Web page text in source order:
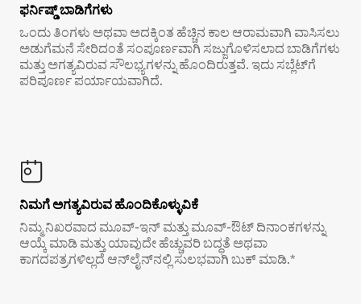
ಫರ್ನಿಷ್ಡ್ ಬಾಡಿಗೆಗಳು
ಒಂದು ತಿಂಗಳು ಅಥವಾ ಅದಕ್ಕಿಂತ ಹೆಚ್ಚಿನ ಕಾಲ ಆರಾಮವಾಗಿ ವಾಸಿಸಲು
ಅಡುಗೆಮನೆ ಸೇರಿದಂತೆ ಸಂಪೂರ್ಣವಾಗಿ ಸಜ್ಜುಗೊಳಿಸಲಾದ ಬಾಡಿಗೆಗಳು
ಮತ್ತು ಅಗತ್ಯವಿರುವ ಸೌಲಭ್ಯಗಳನ್ನು ಹೊಂದಿರುತ್ತವೆ. ಇದು ಸಬ್ಲೆಟ್‌ಗೆ
ಪರಿಪೂರ್ಣ ಪರ್ಯಾಯವಾಗಿದೆ.
ನಿಮಗೆ ಅಗತ್ಯವಿರುವ ಹೊಂದಿಕೊಳ್ಳುವಿಕೆ
ನಿಮ್ಮ ನಿಖರವಾದ ಮೂವ್-ಇನ್ ಮತ್ತು ಮೂವ್-ಔಟ್ ದಿನಾಂಕಗಳನ್ನು
ಆಯ್ಕೆ ಮಾಡಿ ಮತ್ತು ಯಾವುದೇ ಹೆಚ್ಚುವರಿ ಬದ್ಧತೆ ಅಥವಾ
ಕಾಗದಪತ್ರಗಳಿಲ್ಲದೆ ಆನ್‌ಲೈನ್‌ನಲ್ಲಿ ಸುಲಭವಾಗಿ ಬುಕ್ ಮಾಡಿ.*